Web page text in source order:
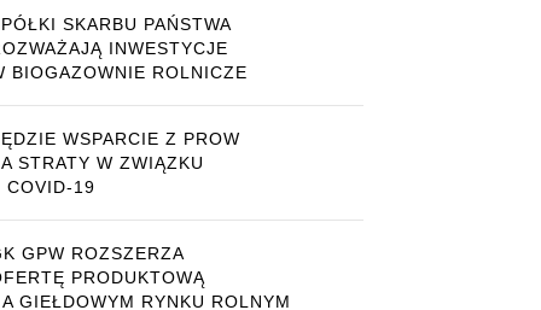
SKARBU PAŃSTWA
INWESTYCJE
BIOGAZOWNIE ROLNICZE
WSPARCIE Z PROW
STRATY W ZWIĄZKU
COVID-19
GPW ROZSZERZA
PRODUKTOWĄ
GIEŁDOWYM RYNKU ROLNYM